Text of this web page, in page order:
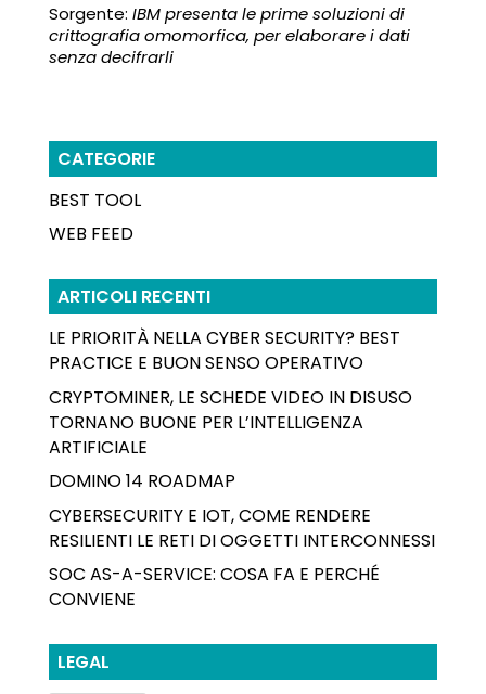
Sorgente: IBM presenta le prime soluzioni di
crittografia omomorfica, per elaborare i dati
senza decifrarli
CATEGORIE
BEST TOOL
WEB FEED
ARTICOLI RECENTI
LE PRIORITÀ NELLA CYBER SECURITY? BEST
PRACTICE E BUON SENSO OPERATIVO
CRYPTOMINER, LE SCHEDE VIDEO IN DISUSO
TORNANO BUONE PER L’INTELLIGENZA
ARTIFICIALE
DOMINO 14 ROADMAP
CYBERSECURITY E IOT, COME RENDERE
RESILIENTI LE RETI DI OGGETTI INTERCONNESSI
SOC AS-A-SERVICE: COSA FA E PERCHÉ
CONVIENE
LEGAL